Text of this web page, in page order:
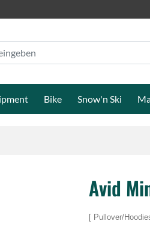
Bike Snow'n Ski
Avid
Pullover/